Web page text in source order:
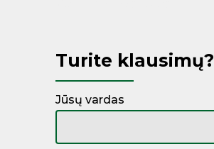
Turite klausimų?
Jūsų vardas